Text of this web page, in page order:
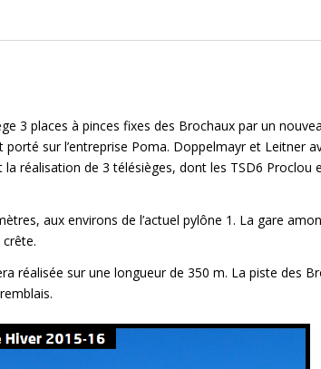
3 places à pinces fixes des Brochaux par un
sur l’entreprise Poma. Doppelmayr et Leitner
réalisation de 3 télésièges, dont les TSD6 Proclou
aux environs de l’actuel pylône 1. La gare
réalisée sur une longueur de 350 m. La piste des